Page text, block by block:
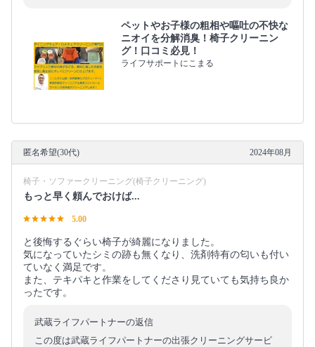
ペットやお子様の粗相や嘔吐の不快な
ニオイを分解消臭！椅子クリーニン
グ！口コミ必見！
ライフサポートにこまる
匿名希望(30代) 2024年08月
椅子・ソファークリーニング(椅子クリーニング)
もっと早く頼んでおけば...
5.00
と後悔するぐらい椅子が綺麗になりました。
気になっていたシミの跡も無くなり、洗剤特有の匂いも付い
ていなく満足です。
また、テキパキと作業をしてくださり見ていても気持ち良か
ったです。
武蔵ライフパートナーの返信
この度は武蔵ライフパートナーの出張クリーニングサービ